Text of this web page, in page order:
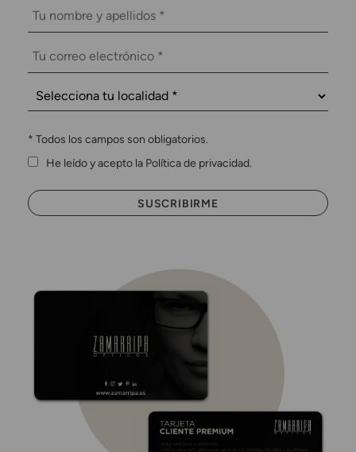
* Todos los campos son obligatorios.
He leído y acepto la Política de privacidad.